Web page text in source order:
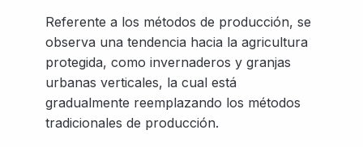
Referente a los métodos de producción, se
observa una tendencia hacia la agricultura
protegida, como invernaderos y granjas
urbanas verticales, la cual está
gradualmente reemplazando los métodos
tradicionales de producción.